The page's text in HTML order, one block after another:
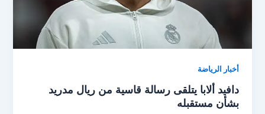
أخبار الرياضة
دافيد ألابا يتلقى رسالة قاسية من ريال مدريد
بشأن مستقبله